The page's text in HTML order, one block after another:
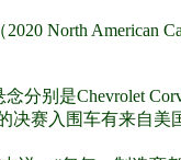
2020 North American
分别是Chevrolet
赛入围车有来自美